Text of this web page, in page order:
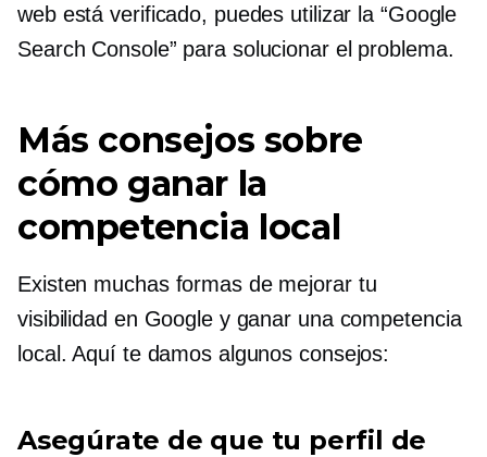
web está verificado, puedes utilizar la “Google
Search Console” para solucionar el problema.
Más consejos sobre
cómo ganar la
competencia local
Existen muchas formas de mejorar tu
visibilidad en Google y ganar una competencia
local. Aquí te damos algunos consejos:
Asegúrate de que tu perfil de